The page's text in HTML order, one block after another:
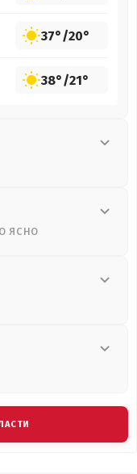
37°/20°
38°/21°
ясно